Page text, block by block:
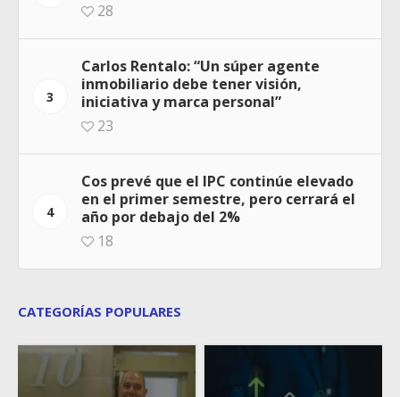
28
3
Carlos Rentalo: “Un súper agente
inmobiliario debe tener visión,
iniciativa y marca personal”
23
4
Cos prevé que el IPC continúe elevado
en el primer semestre, pero cerrará el
año por debajo del 2%
18
CATEGORÍAS POPULARES